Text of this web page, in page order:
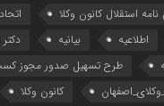
‌نامه استقلال کانون وکلا
اطلاعیه بیانیه
طرح تسهیل صدور مجوز
کانون وکلا